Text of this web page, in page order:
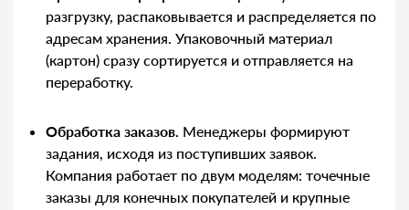
разгрузку, распаковывается и распределяется по
адресам хранения. Упаковочный материал
(картон) сразу сортируется и отправляется на
переработку.
Обработка заказов. Менеджеры формируют
задания, исходя из поступивших заявок.
Компания работает по двум моделям: точечные
заказы для конечных покупателей и крупные